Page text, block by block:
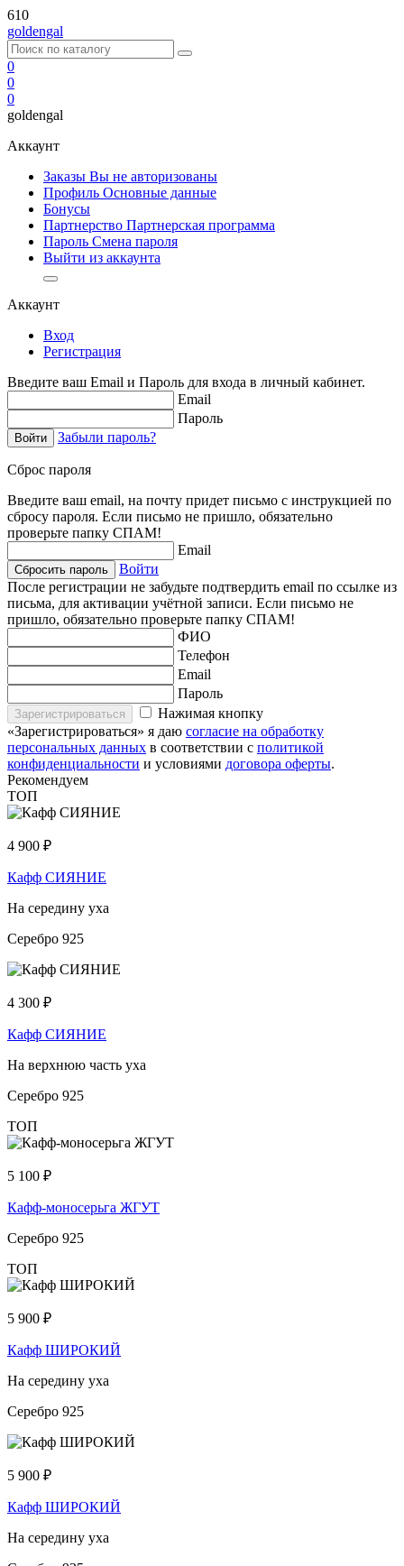
610
goldengal
0
0
0
goldengal
Аккаунт
Заказы Вы не авторизованы
Профиль Основные данные
Бонусы
Партнерство Партнерская программа
Пароль Смена пароля
Выйти из аккаунта
Аккаунт
Вход
Регистрация
Введите ваш Email и Пароль для входа в личный кабинет.
Email
Пароль
Войти Забыли пароль?
Сброс пароля
Введите ваш email, на почту придет письмо с инструкцией по
сбросу пароля. Если письмо не пришло, обязательно
проверьте папку СПАМ!
Email
Сбросить пароль
Войти
После регистрации не забудьте подтвердить email по ссылке из
письма, для активации учётной записи. Если письмо не
пришло, обязательно проверьте папку СПАМ!
ФИО
Телефон
Email
Пароль
Зарегистрироваться
Нажимая кнопку
«Зарегистрироваться» я даю согласие на обработку
персональных данных в соответствии с политикой
конфиденциальности и условиями договора оферты.
Рекомендуем
ТОП
4 900 ₽
Кафф СИЯНИЕ
На середину уха
Серебро 925
4 300 ₽
Кафф СИЯНИЕ
На верхнюю часть уха
Серебро 925
ТОП
5 100 ₽
Кафф-моносерьга ЖГУТ
Серебро 925
ТОП
5 900 ₽
Кафф ШИРОКИЙ
На середину уха
Серебро 925
5 900 ₽
Кафф ШИРОКИЙ
На середину уха